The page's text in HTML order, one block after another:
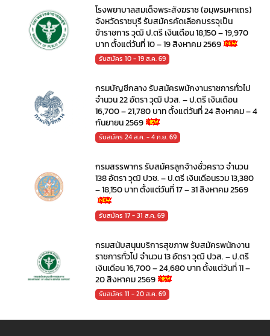
โรงพยาบาลสมเด็จพระสังฆราช (อมฺพรมหาเถร)
จังหวัดราชบุรี รับสมัครคัดเลือกบรรจุเป็น
ข้าราชการ วุฒิ ป.ตรี เงินเดือน 18,150 – 19,970
บาท ตั้งแต่วันที่ 10 – 19 สิงหาคม 2569
รับสมัคร 10 - 19 ส.ค. 69
กรมบัญชีกลาง รับสมัครพนักงานราชการทั่วไป
จำนวน 22 อัตรา วุฒิ ปวส. – ป.ตรี เงินเดือน
16,700 – 21,780 บาท ตั้งแต่วันที่ 24 สิงหาคม – 4
กันยายน 2569
รับสมัคร 24 ส.ค. - 4 ก.ย. 69
กรมสรรพากร รับสมัครลูกจ้างชั่วคราว จำนวน
138 อัตรา วุฒิ ปวช. – ป.ตรี เงินเดือนรวม 13,380
– 18,150 บาท ตั้งแต่วันที่ 17 – 31 สิงหาคม 2569
รับสมัคร 17 - 31 ส.ค. 69
กรมสนับสนุนบริการสุขภาพ รับสมัครพนักงาน
ราชการทั่วไป จำนวน 13 อัตรา วุฒิ ปวส. – ป.ตรี
เงินเดือน 16,700 – 24,680 บาท ตั้งแต่วันที่ 11 –
20 สิงหาคม 2569
รับสมัคร 11 - 20 ส.ค. 69